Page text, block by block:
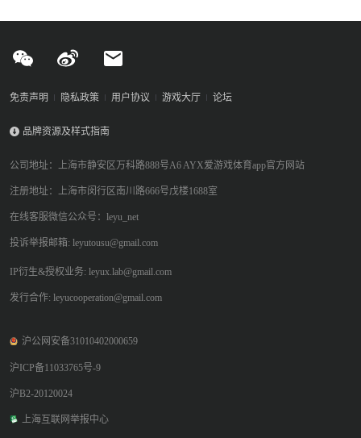
免责声明 隐私政策 用户协议 游戏大厅 论坛
品牌资源及样式指南
公司地址：上海市静安区万科路888号A6 AYX爱游戏体育app官方网站
注册地址：上海市闵行区南川路666号戊楼1688室
在线客服微信公众号：leyu_net
投诉举报邮箱: leyutousu@gmail.com
IP衍生&授权业务: leyux.lab@gmail.com
发行合作: leyucooperation@gmail.com
沪公网安备31010402000659
沪ICP备11033765号-9
沪B2-20120024
上海互联网举报中心